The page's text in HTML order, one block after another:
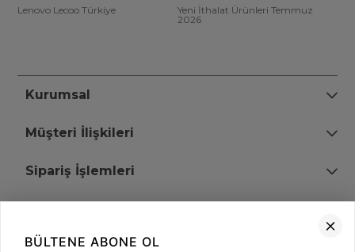
Lenovo Lecoo Türkiye
Yeni İthalat Ürünleri Temmuz
2026
Kurumsal
Müşteri İlişkileri
Sipariş İşlemleri
+90 (850) 473 08 08
BÜLTENE ABONE OL